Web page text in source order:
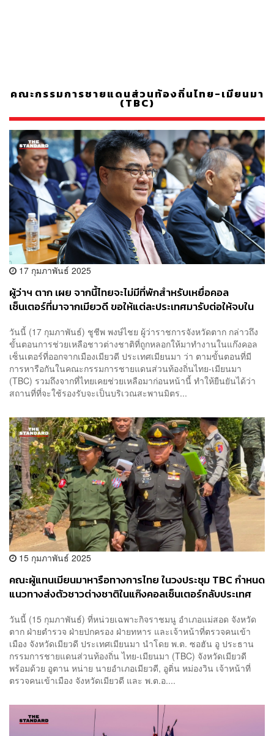
คณะกรรมการชายแดนส่วนท้องถิ่นไทย-เมียนมา
(TBC)
17 กุมภาพันธ์ 2025
ผู้ว่าฯ ตาก เผย จากนี้ไทยจะไม่มีที่พักสำหรับเหยื่อคอล
เซ็นเตอร์ที่มาจากเมียวดี ขอให้แต่ละประเทศมารับต่อให้จบใน
วันนี้ (17 กุมภาพันธ์) ชูชีพ พงษ์ไชย ผู้ว่าราชการจังหวัดตาก กล่าวถึง
ขั้นตอนการช่วยเหลือชาวต่างชาติที่ถูกหลอกให้มาทำงานในแก๊งคอล
เซ็นเตอร์ที่ออกจากเมืองเมียวดี ประเทศเมียนมา ว่า ตามขั้นตอนที่มี
การหารือกันในคณะกรรมการชายแดนส่วนท้องถิ่นไทย-เมียนมา
(TBC) รวมถึงจากที่ไทยเคยช่วยเหลือมาก่อนหน้านี้ ทำให้ยืนยันได้ว่า
สถานที่ที่จะใช้รองรับจะเป็นบริเวณสะพานมิตร...
15 กุมภาพันธ์ 2025
คณะผู้แทนเมียนมาหารือทางการไทย ในวงประชุม TBC กำหนด
แนวทางส่งตัวชาวต่างชาติในแก๊งคอลเซ็นเตอร์กลับประเทศ
วันนี้ (15 กุมภาพันธ์) ที่หน่วยเฉพาะกิจราชมนู อำเภอแม่สอด จังหวัด
ตาก ฝ่ายตำรวจ ฝ่ายปกครอง ฝ่ายทหาร และเจ้าหน้าที่ตรวจคนเข้า
เมือง จังหวัดเมียวดี ประเทศเมียนมา นำโดย พ.ต. ซอฮัน อู ประธาน
กรรมการชายแดนส่วนท้องถิ่น ไทย-เมียนมา (TBC) จังหวัดเมียวดี
พร้อมด้วย อูตาน หน่าย นายอำเภอเมียวดี, อูติ่น หม่องวิน เจ้าหน้าที่
ตรวจคนเข้าเมือง จังหวัดเมียวดี และ พ.ต.อ....